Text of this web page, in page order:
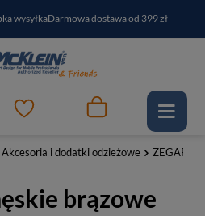
wysyłkaDarmowa dostawa od 399 zł
Zapisz się do newslettera i odbierz RABAT
Akcesoria i dodatki odzieżowe ZEGARKI
brązowe